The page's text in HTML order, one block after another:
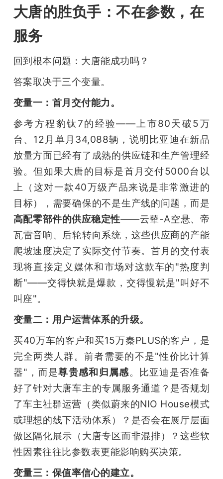
大唐的胜负手：不在参数，在
服务
回到根本问题：大唐能成功吗？
答案取决于三个变量。
变量一：首月交付能力。
参考方程豹钛7的经验——上市80天破5万
台、12月单月34,088辆，说明比亚迪在新品
放量方面已经有了成熟的供应链和生产管理经
验。但如果大唐的目标是首月交付5000台以
上（这对一款40万级产品来说是非常激进的
目标），需要确保的不是生产线的问题，而是
高配零部件的供应稳定性——云辇-A空悬、帝
瓦雷音响、后轮转向系统，这些供应商的产能
爬坡速度决定了实际交付节奏。首月的交付表
现将直接定义媒体和市场对这款车的"热度判
断"——交得快就是爆款，交得慢就是"叫好不
叫座"。
变量二：用户运营体系的升级。
买40万车的客户和买15万秦PLUS的客户，是
完全两类人群。前者需要的不是"性价比计算
器"，而是尊贵感和归属感。比亚迪是否准备
好了针对大唐车主的专属服务通道？是否规划
了车主社群运营（类似蔚来的NIO House模式
或理想的线下活动体系）？是否会在展厅层面
做区隔化展示（大唐专区而非混排）？这些软
性因素往往比参数表更能影响购买决策。
变量三：保值率信心的建立。